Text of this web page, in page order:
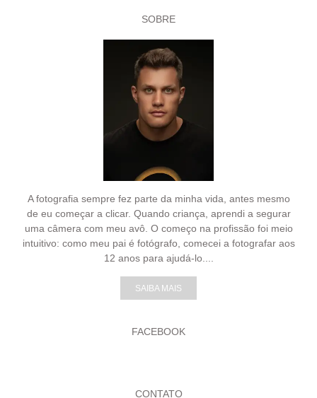
SOBRE
A fotografia sempre fez parte da minha vida, antes mesmo
de eu começar a clicar. Quando criança, aprendi a segurar
uma câmera com meu avô. O começo na profissão foi meio
intuitivo: como meu pai é fotógrafo, comecei a fotografar aos
12 anos para ajudá-lo....
SAIBA MAIS
FACEBOOK
CONTATO